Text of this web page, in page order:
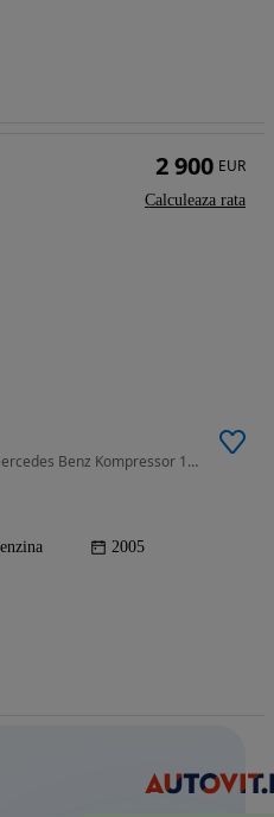
1796 cm3 • 143 CP • De vanzare Mercedes Benz Kompressor 180, benzina, manuala, 2900e neg.
2005
2 900 EUR
Calculeaza rata